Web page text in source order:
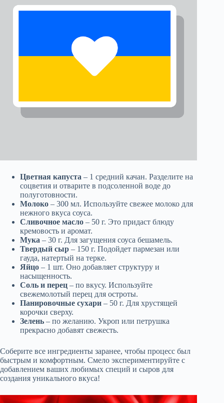
Цветная капуста – 1 средний качан. Разделите на
соцветия и отварите в подсоленной воде до
полуготовности.
Молоко – 300 мл. Используйте свежее молоко для
нежного вкуса соуса.
Сливочное масло – 50 г. Это придаст блюду
кремовость и аромат.
Мука – 30 г. Для загущения соуса бешамель.
Твердый сыр – 150 г. Подойдет пармезан или
гауда, натертый на терке.
Яйцо – 1 шт. Оно добавляет структуру и
насыщенность.
Соль и перец – по вкусу. Используйте
свежемолотый перец для остроты.
Панировочные сухари – 50 г. Для хрустящей
корочки сверху.
Зелень – по желанию. Укроп или петрушка
прекрасно добавят свежесть.
Соберите все ингредиенты заранее, чтобы процесс был
быстрым и комфортным. Смело экспериментируйте с
добавлением ваших любимых специй и сыров для
создания уникального вкуса!